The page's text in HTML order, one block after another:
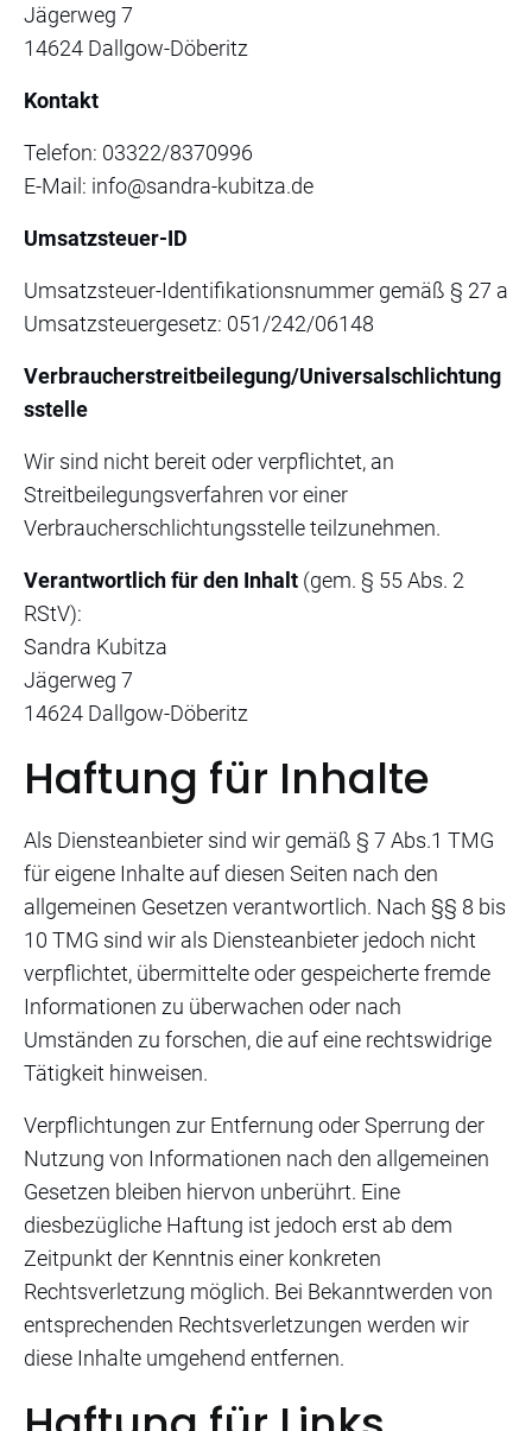
Jägerweg 7
14624 Dallgow-Döberitz
Kontakt
Telefon: 03322/8370996
E-Mail: info@sandra-kubitza.de
Umsatzsteuer-ID
Umsatzsteuer-Identifikationsnummer gemäß § 27 a
Umsatzsteuergesetz: 051/242/06148
Verbraucherstreitbeilegung/Universalschlichtung
sstelle
Wir sind nicht bereit oder verpflichtet, an
Streitbeilegungsverfahren vor einer
Verbraucherschlichtungsstelle teilzunehmen.
Verantwortlich für den Inhalt (gem. § 55 Abs. 2
RStV):
Sandra Kubitza
Jägerweg 7
14624 Dallgow-Döberitz
Haftung für Inhalte
Als Diensteanbieter sind wir gemäß § 7 Abs.1 TMG
für eigene Inhalte auf diesen Seiten nach den
allgemeinen Gesetzen verantwortlich. Nach §§ 8 bis
10 TMG sind wir als Diensteanbieter jedoch nicht
verpflichtet, übermittelte oder gespeicherte fremde
Informationen zu überwachen oder nach
Umständen zu forschen, die auf eine rechtswidrige
Tätigkeit hinweisen.
Verpflichtungen zur Entfernung oder Sperrung der
Nutzung von Informationen nach den allgemeinen
Gesetzen bleiben hiervon unberührt. Eine
diesbezügliche Haftung ist jedoch erst ab dem
Zeitpunkt der Kenntnis einer konkreten
Rechtsverletzung möglich. Bei Bekanntwerden von
entsprechenden Rechtsverletzungen werden wir
diese Inhalte umgehend entfernen.